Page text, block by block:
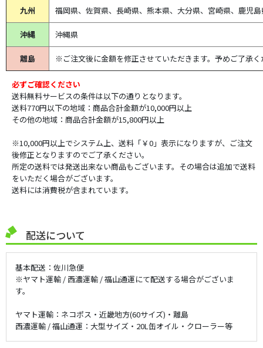
九州 福岡県、佐賀県、長崎県、熊本県、大分県、宮崎県、鹿児
沖縄 沖縄県
離島 ※ご注文後に金額を修正させていただきます。予めご了承く
必ずご確認ください
送料無料サービスの条件は以下の通りとなります。
送料770円以下の地域：商品合計金額が10,000円以上
その他の地域：商品合計金額が15,800円以上
※10,000円以上でシステム上、送料「￥0」表示になりますが、ご注文
後修正となりますのでご了承ください。
所定の送料では発送出来ない商品もございます。その場合は追加で送料
をいただく場合がございます。
送料には消費税が含まれています。
配送について
基本配送：佐川急便
※ヤマト運輸 / 西濃運輸 / 福山通運にて配送する場合がございま
す。
ヤマト運輸：ネコポス・近畿地方(60サイズ)・離島
西濃運輸 / 福山通運：大型サイズ・20L缶オイル・クローラー等